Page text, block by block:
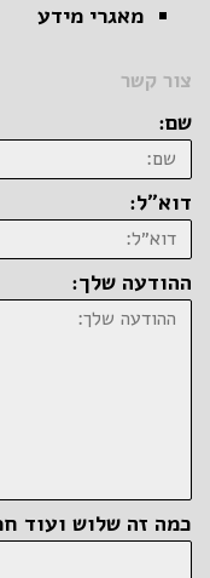
מאגרי מידע
צור קשר
שם:
דוא״ל:
ההודעה שלך:
כמה זה שלוש ועוד